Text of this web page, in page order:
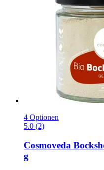
4 Optionen
5.0 (2)
Cosmoveda
g